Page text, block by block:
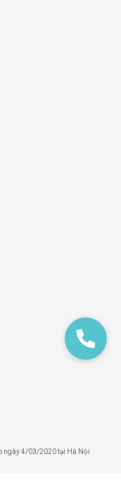
ngày 4/03/2020 tại Hà Nội